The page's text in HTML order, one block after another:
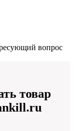
вопрос
товар